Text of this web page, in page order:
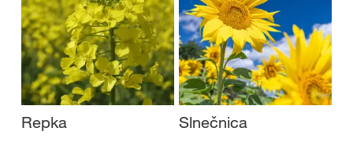
Repka Slnečnica